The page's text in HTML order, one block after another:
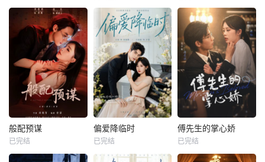
般配预谋
已完结
偏爱降临时
已完结
傅先生的掌心娇
已完结